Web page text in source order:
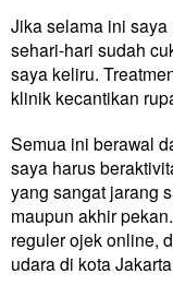
Jika selama ini
sehari-hari sudah
saya keliru.
klinik kecantikan
Semua ini berawal
saya harus
yang sangat jarang
maupun akhir
reguler ojek online,
udara di kota